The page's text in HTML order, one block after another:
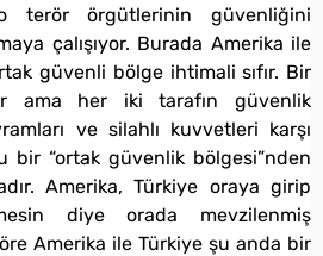
terör örgütlerinin güvenliğini
çalışıyor. Burada Amerika ile
güvenli bölge ihtimali sıfır. Bir
ama her iki tarafın güvenlik
ve silahlı kuvvetleri karşı
bir “ortak güvenlik bölgesi”nden
Amerika, Türkiye oraya girip
diye orada mevzilenmiş
Amerika ile Türkiye şu anda bir